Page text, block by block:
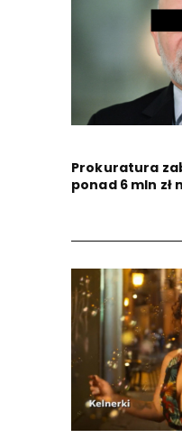
Prokuratura
ponad 6 mln zł